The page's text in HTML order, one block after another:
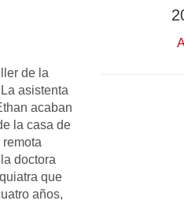
de la
asistenta
acaban
la casa de
doctora
que
años,